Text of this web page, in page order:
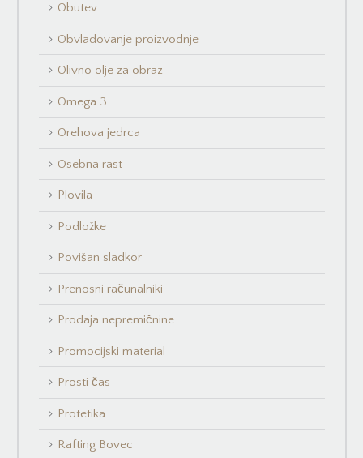
Obutev
Obvladovanje proizvodnje
Olivno olje za obraz
Omega 3
Orehova jedrca
Osebna rast
Plovila
Podložke
Povišan sladkor
Prenosni računalniki
Prodaja nepremičnine
Promocijski material
Prosti čas
Protetika
Rafting Bovec